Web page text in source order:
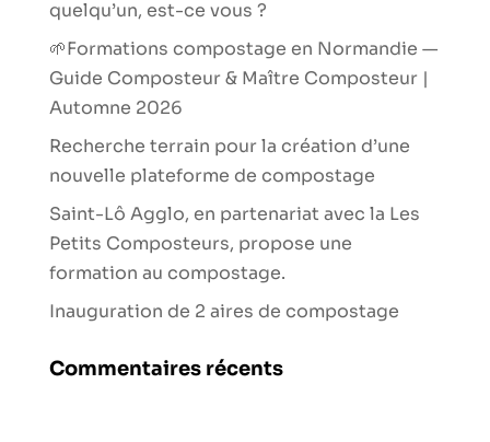
quelqu’un, est-ce vous ?
🌱Formations compostage en Normandie —
Guide Composteur & Maître Composteur |
Automne 2026
Recherche terrain pour la création d’une
nouvelle plateforme de compostage
Saint-Lô Agglo, en partenariat avec la Les
Petits Composteurs, propose une
formation au compostage.
Inauguration de 2 aires de compostage
Commentaires récents